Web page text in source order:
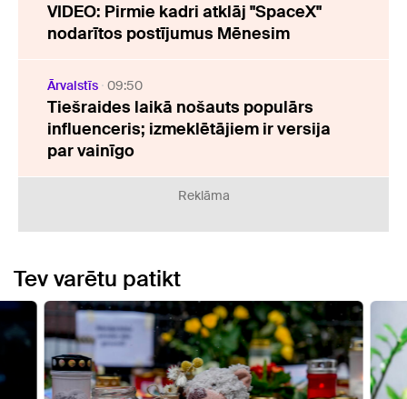
VIDEO: Pirmie kadri atklāj "SpaceX"
nodarītos postījumus Mēnesim
Ārvalstīs 09:50
Tiešraides laikā nošauts populārs
influenceris; izmeklētājiem ir versija
par vainīgo
Reklāma
Tev varētu patikt